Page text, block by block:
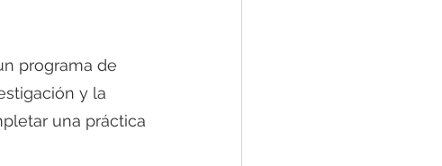
programa de
y la
una práctica